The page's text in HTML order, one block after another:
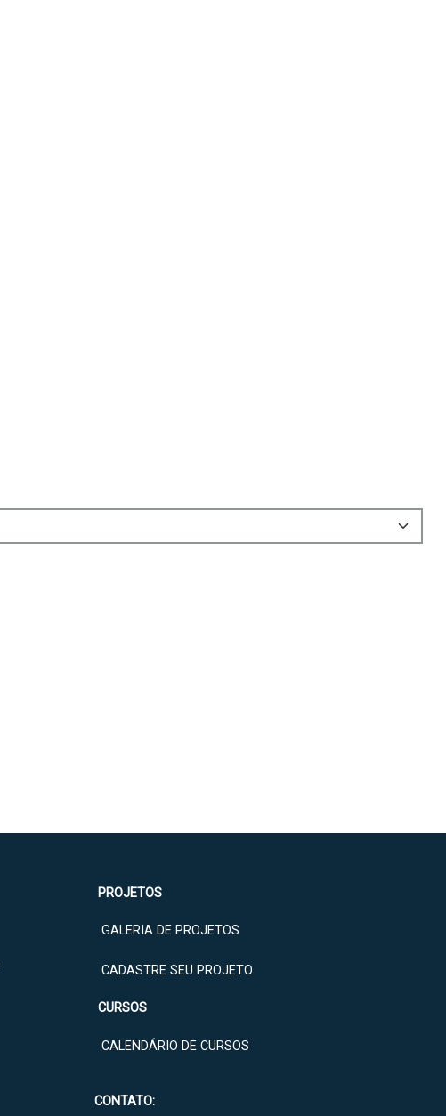
PROJETOS
GALERIA DE PROJETOS
CADASTRE SEU PROJETO
CURSOS
CALENDÁRIO DE CURSOS
CONTATO: